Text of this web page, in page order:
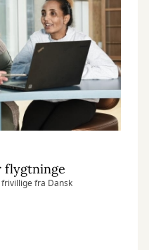
flygtninge
fra Dansk